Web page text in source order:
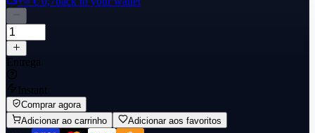
Entrega
Instant
Comprar agora
Adicionar ao carrinho
Adicionar aos favoritos